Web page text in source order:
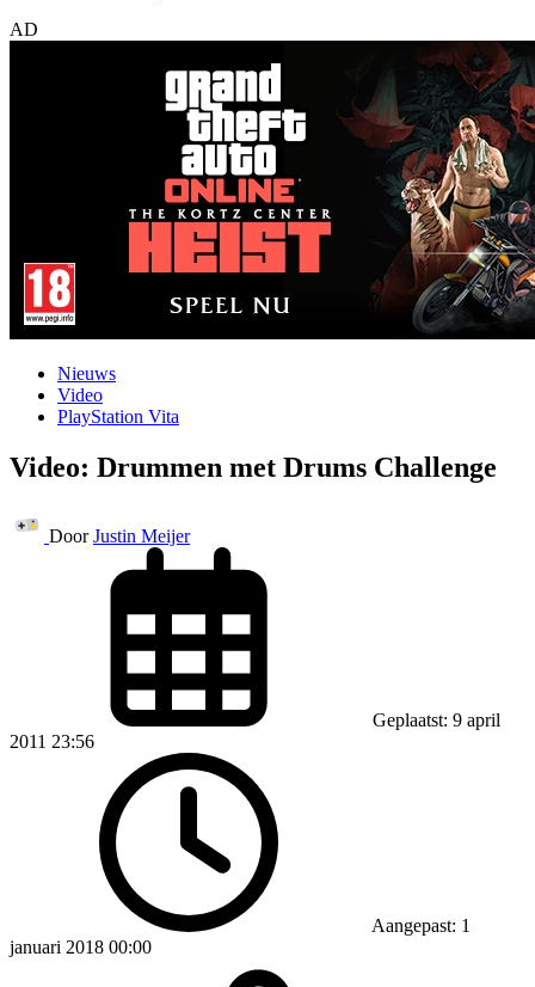
AD
Nieuws
Video
PlayStation Vita
Video: Drummen met Drums Challenge
Door Justin Meijer
Geplaatst: 9 april
2011 23:56
Aangepast: 1
januari 2018 00:00